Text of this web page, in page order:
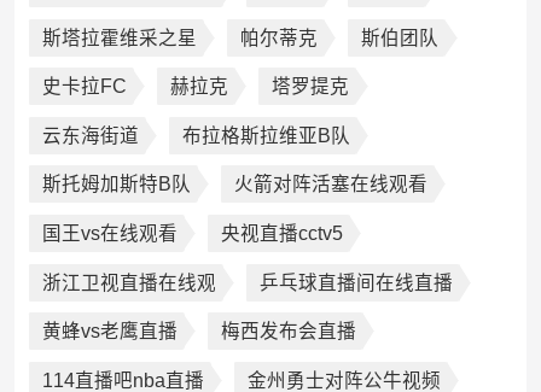
斯塔拉霍维采之星 帕尔蒂克 斯伯团队
史卡拉FC 赫拉克 塔罗提克
云东海街道 布拉格斯拉维亚B队
斯托姆加斯特B队 火箭对阵活塞在线观看
国王vs在线观看 央视直播cctv5
浙江卫视直播在线观 乒乓球直播间在线直播
黄蜂vs老鹰直播 梅西发布会直播
114直播吧nba直播 金州勇士对阵公牛视频